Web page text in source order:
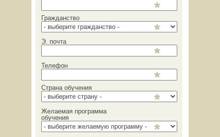
Гражданство
Э. почта
Телефон
Страна обучения
Желаемая программа
обучения